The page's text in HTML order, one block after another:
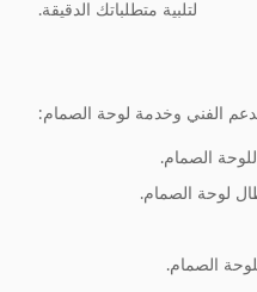
لتلبية متطلباتك الدقيقة.
الفني وخدمة لوحة الصمام:
الصمام.
لوحة الصمام.
الصمام.